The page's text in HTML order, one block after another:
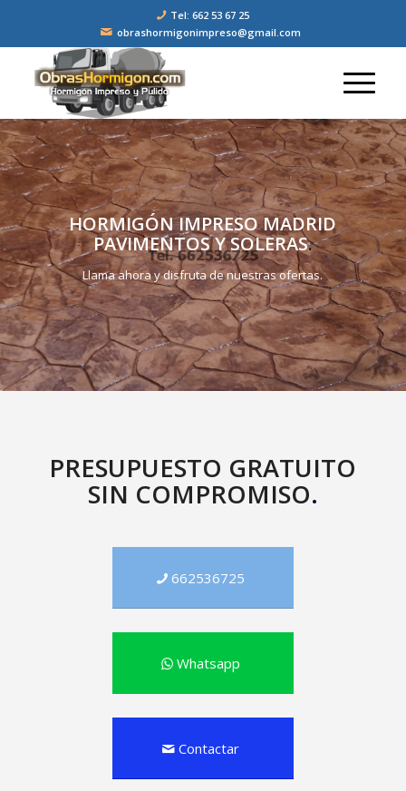
Tel: 662 53 67 25
obrashormigonimpreso@gmail.com
HORMIGÓN IMPRESO MADRID
PAVIMENTOS Y SOLERAS.
Llama ahora y disfruta de nuestras ofertas.
PRESUPUESTO GRATUITO
SIN COMPROMISO.
662536725
Whatsapp
Contactar